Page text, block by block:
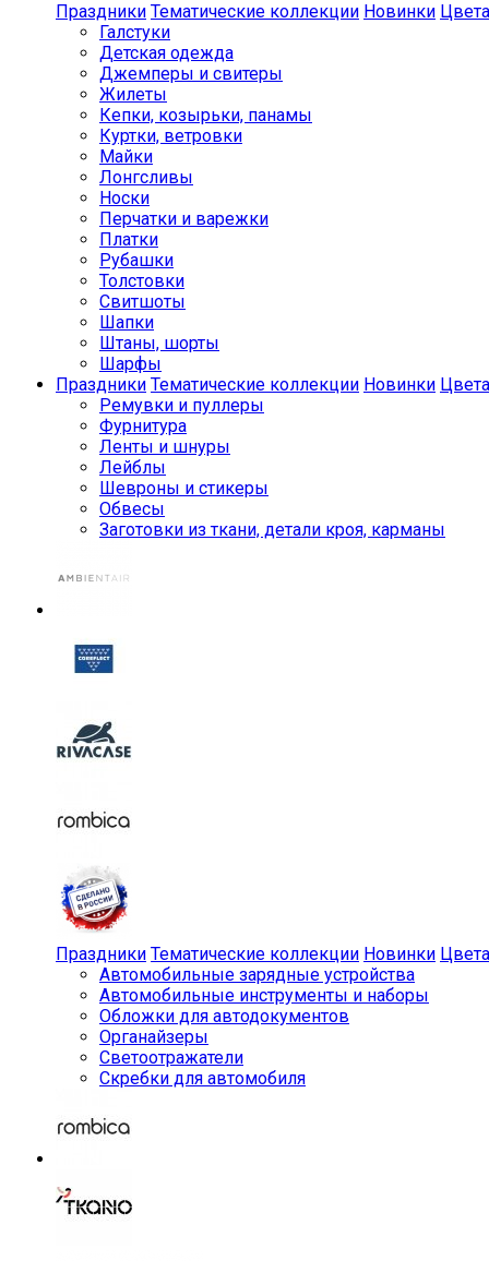
Праздники Тематические коллекции Новинки Цвета
Галстуки
Детская одежда
Джемперы и свитеры
Жилеты
Кепки, козырьки, панамы
Куртки, ветровки
Майки
Лонгсливы
Носки
Перчатки и варежки
Платки
Рубашки
Толстовки
Свитшоты
Шапки
Штаны, шорты
Шарфы
Праздники Тематические коллекции Новинки Цвета
Ремувки и пуллеры
Фурнитура
Ленты и шнуры
Лейблы
Шевроны и стикеры
Обвесы
Заготовки из ткани, детали кроя, карманы
Праздники Тематические коллекции Новинки Цвета
Автомобильные зарядные устройства
Автомобильные инструменты и наборы
Обложки для автодокументов
Органайзеры
Светоотражатели
Скребки для автомобиля